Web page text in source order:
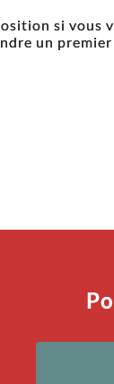
si vous
un premier